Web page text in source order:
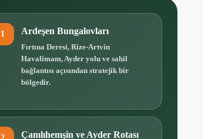
1 Ardeşen Bungalovları
Fırtına Deresi, Rize-Artvin
Havalimanı, Ayder yolu ve sahil
bağlantısı açısından stratejik bir
bölgedir.
Çamlıhemşin ve Ayder Rotası